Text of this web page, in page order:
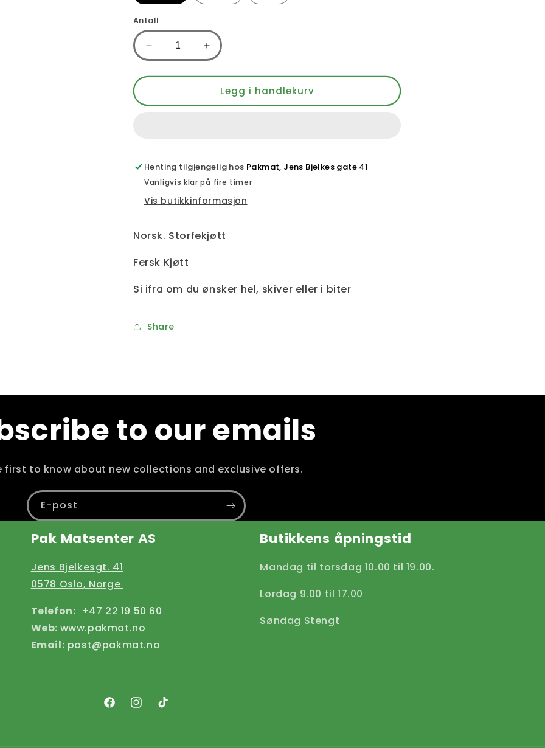
Antall
antallet
for
Indrefilet
Øk
antallet
for
Okse
Indrefilet
Legg i handlekurv
Henting tilgjengelig hos Pakmat, Jens Bjelkes gate 41
Vanligvis klar på fire timer
Vis butikkinformasjon
Norsk. Storfekjøtt
Fersk Kjøtt
Si ifra om du ønsker hel, skiver eller i biter
Share
to our emails
first to know about new collections and exclusive offers.
E-post
Pak Matsenter AS
Jens Bjelkesgt. 41
0578 Oslo, Norge
Telefon: +47 22 19 50 60
Web: www.pakmat.no
Email: post@pakmat.no
Butikkens åpningstid
Mandag til torsdag 10.00 til 19.00.
Lørdag 9.00 til 17.00
Søndag Stengt
FacebookInstagram
TikTok